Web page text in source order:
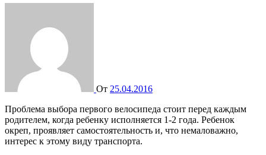
От 25.04.2016
Проблема выбора первого велосипеда стоит перед каждым
родителем, когда ребенку исполняется 1-2 года. Ребенок
окреп, проявляет самостоятельность и, что немаловажно,
интерес к этому виду транспорта.